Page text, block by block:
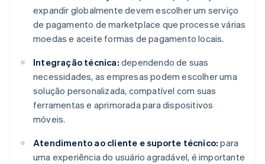
expandir globalmente devem escolher um serviço
de pagamento de marketplace que processe várias
moedas e aceite formas de pagamento locais.
Integração técnica: dependendo de suas
necessidades, as empresas podem escolher uma
solução personalizada, compatível com suas
ferramentas e aprimorada para dispositivos
móveis.
Atendimento ao cliente e suporte técnico: para
uma experiência do usuário agradável, é importante